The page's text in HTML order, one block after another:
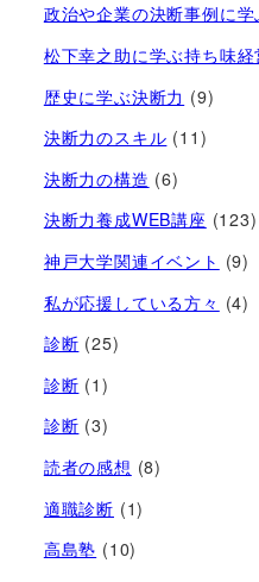
政治や企業の決断事例に学
松下幸之助に学ぶ持ち味経
歴史に学ぶ決断力 (9)
決断力のスキル (11)
決断力の構造 (6)
決断力養成WEB講座 (123)
神戸大学関連イベント (9)
私が応援している方々 (4)
診断 (25)
診断 (1)
診断 (3)
読者の感想 (8)
適職診断 (1)
高島塾 (10)